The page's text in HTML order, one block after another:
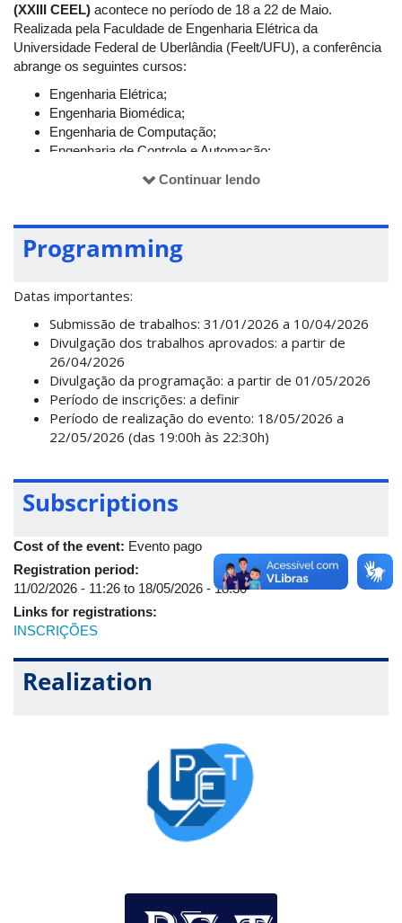
(XXIII CEEL) acontece no período de 18 a 22 de Maio.
Realizada pela Faculdade de Engenharia Elétrica da
Universidade Federal de Uberlândia (Feelt/UFU), a conferência
abrange os seguintes cursos:
Engenharia Elétrica;
Engenharia Biomédica;
Engenharia de Computação;
Engenharia de Controle e Automação;
estudantes de graduação, quanto de pós-graduação, vinculados
à UFU ou a outras universidades.
Continuar lendo
Programming
Datas importantes:
Submissão de trabalhos: 31/01/2026 a 10/04/2026
Divulgação dos trabalhos aprovados: a partir de
26/04/2026
Divulgação da programação: a partir de 01/05/2026
Período de inscrições: a definir
Período de realização do evento: 18/05/2026 a
22/05/2026 (das 19:00h às 22:30h)
Subscriptions
Cost of the event: Evento pago
Registration period:
11/02/2026 - 11:26 to 18/05/2026 - 18:30
Links for registrations:
INSCRIÇÕES
Realization